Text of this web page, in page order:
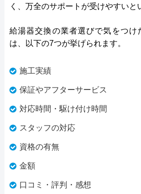
く、万全のサポートが受けやすいと
給湯器交換の業者選びで気をつけ
は、以下の7つが挙げられます。
施工実績
保証やアフターサービス
対応時間・駆け付け時間
スタッフの対応
資格の有無
金額
口コミ・評判・感想